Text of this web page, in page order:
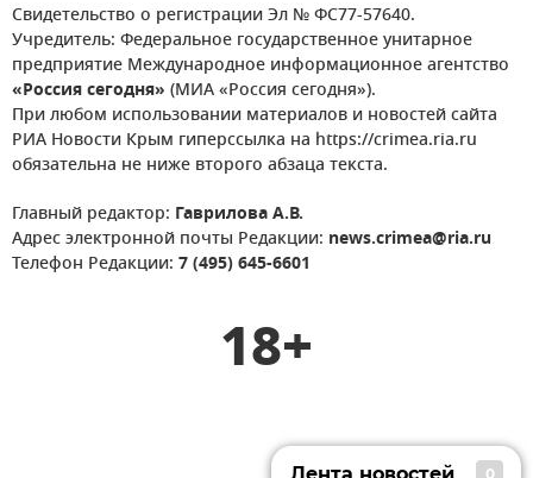
Свидетельство о регистрации Эл № ФС77-57640.
Учредитель: Федеральное государственное унитарное
предприятие Международное информационное агентство
«Россия сегодня» (МИА «Россия сегодня»).
При любом использовании материалов и новостей сайта
РИА Новости Крым гиперссылка на https://crimea.ria.ru
обязательна не ниже второго абзаца текста.
Главный редактор: Гаврилова А.В.
Адрес электронной почты Редакции: news.crimea@ria.ru
Телефон Редакции: 7 (495) 645-6601
18+
0